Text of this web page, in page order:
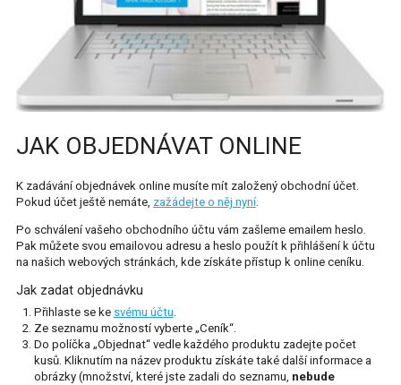
PARFÉMY
PÉČE O VLASY
PÉČE O POKOŽKU A KOSMETIKA
DISTRIBUCE
EXPORTS
RYCHLÉ JEDNÁNÍ
PODMÍNKY VRÁCENÍ ZBOŽÍ
KONTAKT
NÁPOVĚDA
JAK OBJEDNÁVAT ONLINE
K zadávání objednávek online musíte mít založený obchodní účet.
Pokud účet ještě nemáte, zažádejte o něj nyní.
Po schválení vašeho obchodního účtu vám zašleme emailem heslo.
Pak můžete svou emailovou adresu a heslo použít k přihlášení k účtu
na našich webových stránkách, kde získáte přístup k online ceníku.
Jak zadat objednávku
Přihlaste se ke svému účtu.
Ze seznamu možností vyberte „Ceník“.
Do políčka „Objednat“ vedle každého produktu zadejte počet
kusů. Kliknutím na název produktu získáte také další informace a
obrázky (množství, které jste zadali do seznamu, nebude